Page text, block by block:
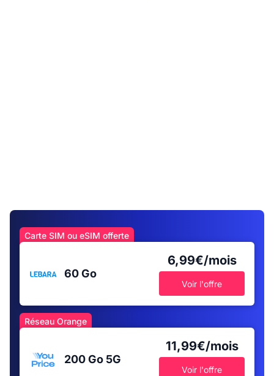
Carte SIM ou eSIM offerte
60 Go
6,99€/mois
Voir l'offre
Réseau Orange
200 Go 5G
11,99€/mois
Voir l'offre